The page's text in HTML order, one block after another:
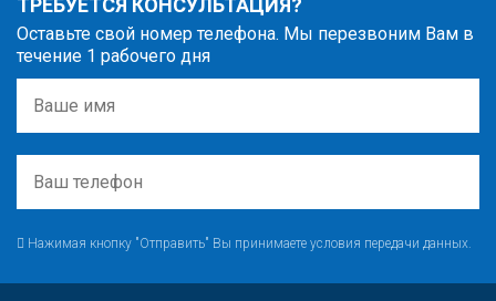
ТРЕБУЕТСЯ КОНСУЛЬТАЦИЯ?
Оставьте свой номер телефона. Мы перезвоним Вам в
течение 1 рабочего дня
Нажимая кнопку "Отправить" Вы принимаете условия передачи данных.